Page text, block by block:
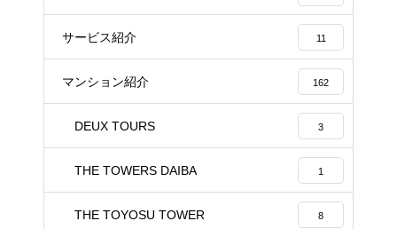
サービス紹介 11
マンション紹介 162
DEUX TOURS 3
THE TOWERS DAIBA 1
THE TOYOSU TOWER 8